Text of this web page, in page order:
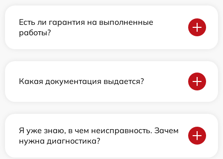
Есть ли гарантия на выполненные
работы?
Какая документация выдается?
Я уже знаю, в чем неисправность. Зачем
нужна диагностика?